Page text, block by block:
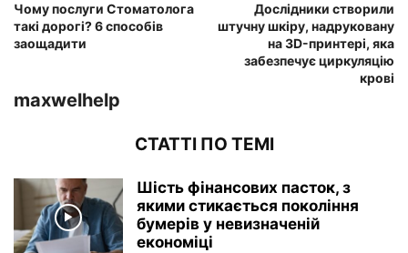
Чому послуги Стоматолога
такі дорогі? 6 способів
заощадити
Дослідники створили
штучну шкіру, надруковану
на 3D-принтері, яка
забезпечує циркуляцію
крові
maxwelhelp
СТАТТІ ПО ТЕМІ
Шість фінансових пасток, з
якими стикається покоління
бумерів у невизначеній
економіці